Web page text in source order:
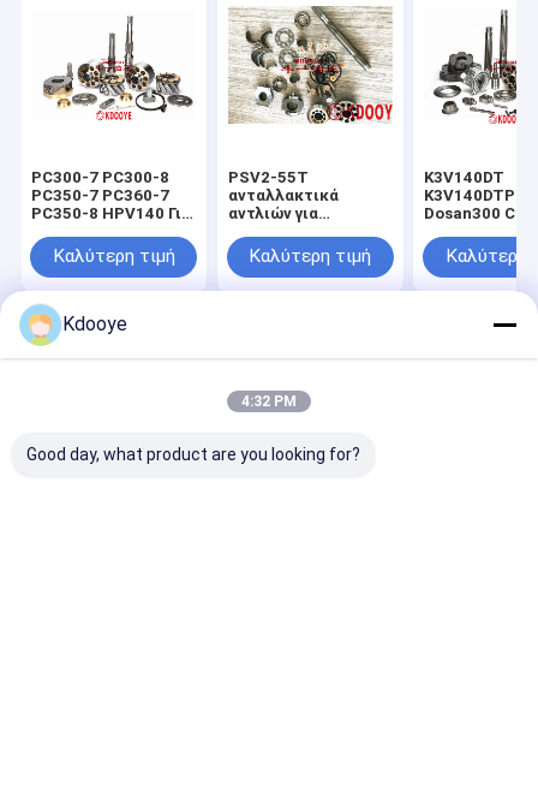
PC300-7 PC300-8
PC350-7 PC360-7
PC350-8 HPV140 Για
Komatsu Block Main
Shaft Piston Swash
Καλύτερη τιμή
PSV2-55T
ανταλλακτικά
αντλιών για
sh100 sh120 μπλοκ
έλξης έλξης κύριας
Καλύτερη τιμή
K3V140DT
K3V140DTP
Dosan300
αντλίας
Καλύτερη
Σελίδα
εμείς
Site
Sitemap
Privacy Policy
Equipment Co., Ltd.. All Rights Reserved.
Kdooye
4:32 PM
Good day, what product are you looking for?